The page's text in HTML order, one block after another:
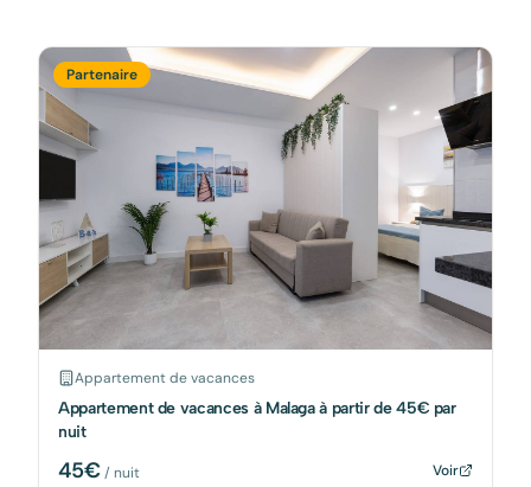
Partenaire
Appartement de vacances
Appartement de vacances à Malaga à partir de 45€ par
nuit
45€/ nuit Voir